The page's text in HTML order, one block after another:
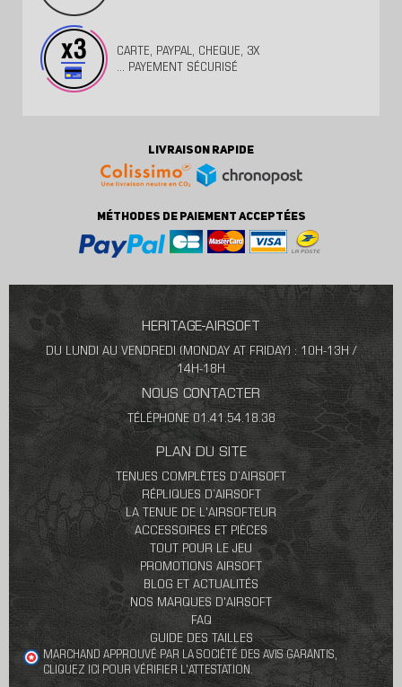
CARTE, PAYPAL, CHEQUE, 3X
... PAYEMENT SÉCURISÉ
LIVRAISON RAPIDE
MÉTHODES DE PAIEMENT ACCEPTÉES
HERITAGE-AIRSOFT
DU LUNDI AU VENDREDI (MONDAY AT FRIDAY) : 10H-13H /
14H-18H
NOUS CONTACTER
TÉLÉPHONE 01.41.54.18.38
PLAN DU SITE
TENUES COMPLÈTES D’AIRSOFT
RÉPLIQUES D’AIRSOFT
LA TENUE DE L'AIRSOFTEUR
ACCESSOIRES ET PIÈCES
TOUT POUR LE JEU
PROMOTIONS AIRSOFT
BLOG ET ACTUALITÉS
NOS MARQUES D'AIRSOFT
FAQ
GUIDE DES TAILLES
MARCHAND APPROUVÉ PAR LA SOCIÉTÉ DES AVIS GARANTIS,
CLIQUEZ ICI POUR VÉRIFIER L'ATTESTATION .